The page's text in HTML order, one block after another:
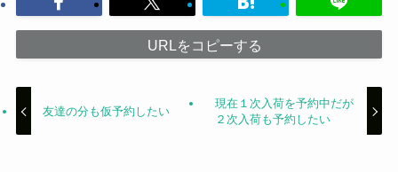
URLをコピーする
友達の分も仮予約したい
現在１次入荷を予約中だが
２次入荷も予約したい